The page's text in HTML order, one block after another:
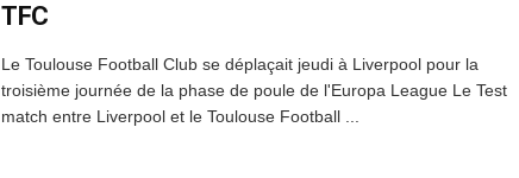
TFC
Le Toulouse Football Club se déplaçait jeudi à Liverpool pour la
troisième journée de la phase de poule de l'Europa League Le Test
match entre Liverpool et le Toulouse Football ...